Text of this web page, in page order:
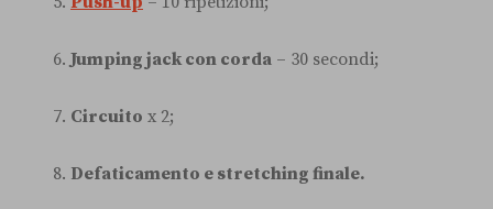
Jumping jack con corda – 30 secondi;
Circuito x 2;
Defaticamento e stretching finale.